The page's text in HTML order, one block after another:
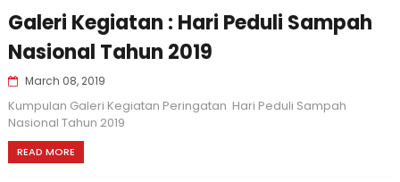
Galeri Kegiatan : Hari Peduli Sampah
Nasional Tahun 2019
March 08, 2019
Kumpulan Galeri Kegiatan Peringatan Hari Peduli Sampah
Nasional Tahun 2019
READ MORE